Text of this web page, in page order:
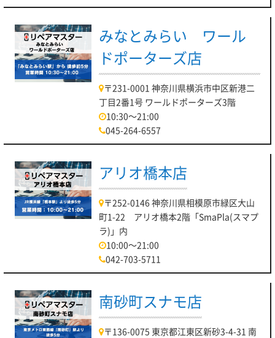
みなとみらい ワール
ドポーターズ店
〒231-0001 神奈川県横浜市中区新港二
丁目2番1号 ワールドポーターズ3階
10:30～21:00
045-264-6557
アリオ橋本店
〒252-0146 神奈川県相模原市緑区大山
町1-22 アリオ橋本2階「SmaPla(スマプ
ラ)」内
10:00～21:00
042-703-5711
南砂町スナモ店
〒136-0075 東京都江東区新砂3-4-31 南